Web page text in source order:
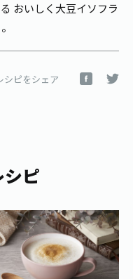
おいしく大豆イソフラ
シピをシェア
ピ